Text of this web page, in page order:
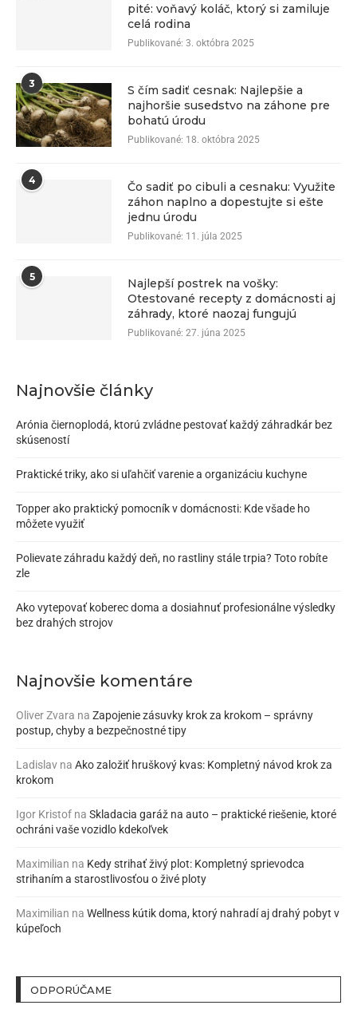
pité: voňavý koláč, ktorý si zamiluje
celá rodina
Publikované: 3. októbra 2025
3
S čím sadiť cesnak: Najlepšie a
najhoršie susedstvo na záhone pre
bohatú úrodu
Publikované: 18. októbra 2025
4
Čo sadiť po cibuli a cesnaku: Využite
záhon naplno a dopestujte si ešte
jednu úrodu
Publikované: 11. júla 2025
5
Najlepší postrek na vošky:
Otestované recepty z domácnosti aj
záhrady, ktoré naozaj fungujú
Publikované: 27. júna 2025
Najnovšie články
Arónia čiernoplodá, ktorú zvládne pestovať každý záhradkár bez
skúseností
Praktické triky, ako si uľahčiť varenie a organizáciu kuchyne
Topper ako praktický pomocník v domácnosti: Kde všade ho
môžete využiť
Polievate záhradu každý deň, no rastliny stále trpia? Toto robíte
zle
Ako vytepovať koberec doma a dosiahnuť profesionálne výsledky
bez drahých strojov
Najnovšie komentáre
Oliver Zvara na Zapojenie zásuvky krok za krokom – správny
postup, chyby a bezpečnostné tipy
Ladislav na Ako založiť hruškový kvas: Kompletný návod krok za
krokom
Igor Kristof na Skladacia garáž na auto – praktické riešenie, ktoré
ochráni vaše vozidlo kdekoľvek
Maximilian na Kedy strihať živý plot: Kompletný sprievodca
strihaním a starostlivosťou o živé ploty
Maximilian na Wellness kútik doma, ktorý nahradí aj drahý pobyt v
kúpeľoch
ODPORÚČAME